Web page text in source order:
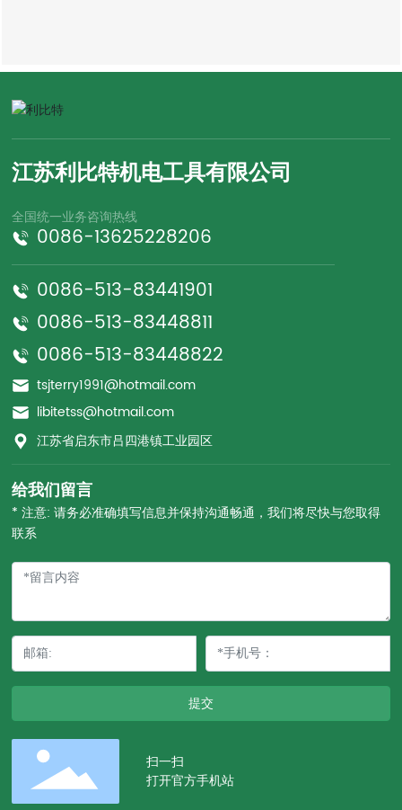
江苏利比特机电工具有限公司
全国统一业务咨询热线
0086-13625228206
0086-513-83441901
0086-513-83448811
0086-513-83448822
tsjterry1991@hotmail.com
libitetss@hotmail.com
江苏省启东市吕四港镇工业园区
给我们留言
* 注意: 请务必准确填写信息并保持沟通畅通，我们将尽快与您取得
联系
提交
扫一扫
打开官方手机站